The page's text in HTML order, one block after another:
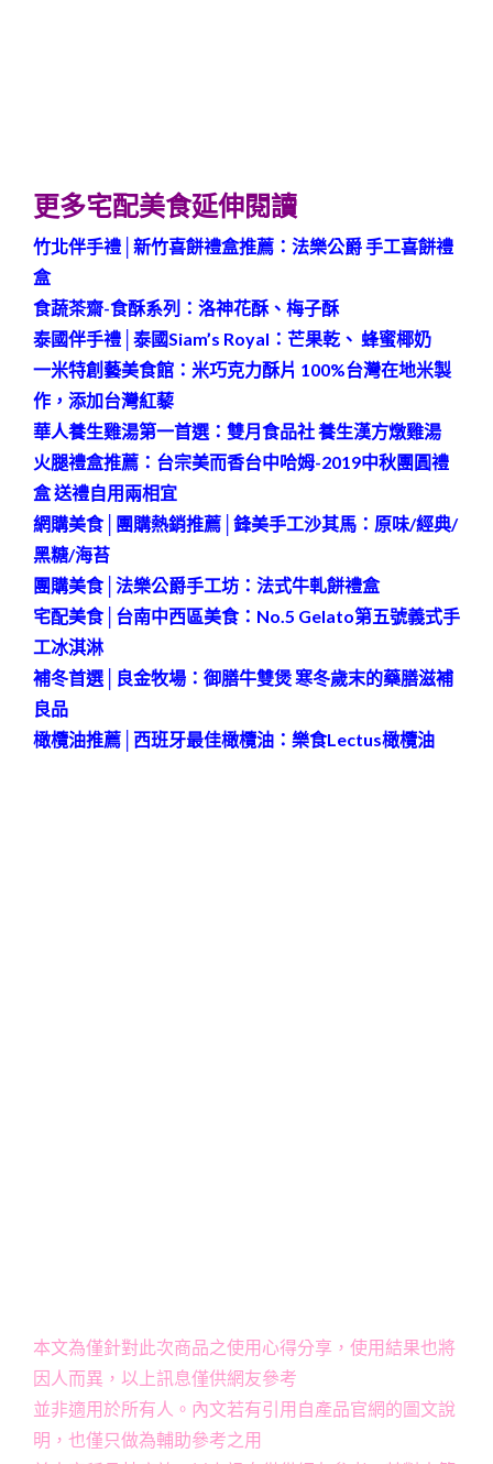
更多宅配美食延伸閱讀
竹北伴手禮│新竹喜餅禮盒推薦：法樂公爵 手工喜餅禮
盒
食蔬茶齋-食酥系列：洛神花酥、梅子酥
泰國伴手禮│泰國Siam’s Royal：芒果乾、 蜂蜜椰奶
一米特創藝美食館：米巧克力酥片 100%台灣在地米製
作，添加台灣紅藜
華人養生雞湯第一首選：雙月食品社 養生漢方燉雞湯
火腿禮盒推薦：台宗美而香台中哈姆-2019中秋團圓禮
盒 送禮自用兩相宜
網購美食│團購熱銷推薦│鋒美手工沙其馬：原味/經典/
黑糖/海苔
團購美食│法樂公爵手工坊：法式牛軋餅禮盒
宅配美食│台南中西區美食：No.5 Gelato第五號義式手
工冰淇淋
補冬首選│良金牧場：御膳牛雙煲 寒冬歲末的藥膳滋補
良品
橄欖油推薦│西班牙最佳橄欖油：樂食Lectus橄欖油
本文為僅針對此次商品之使用心得分享，使用結果也將
因人而異，以上訊息僅供網友參考
並非適用於所有人。內文若有引用自產品官網的圖文說
明，也僅只做為輔助參考之用